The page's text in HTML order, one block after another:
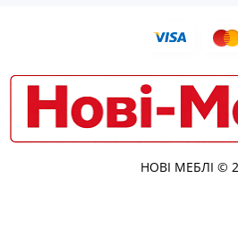
НОВІ МЕБЛІ ©